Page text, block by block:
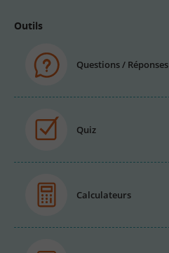
Outils
Questions / Réponses
Quiz
Calculateurs